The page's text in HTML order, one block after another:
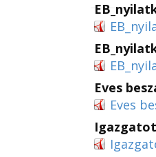
Eves
Eves